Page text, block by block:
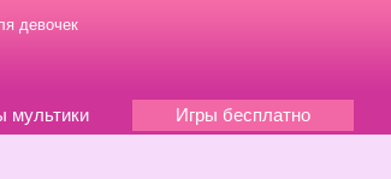
девочек
мультики Игры бесплатно